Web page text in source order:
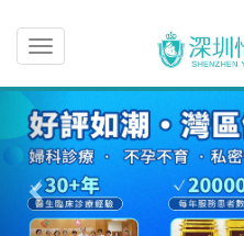
Toggle
navigation